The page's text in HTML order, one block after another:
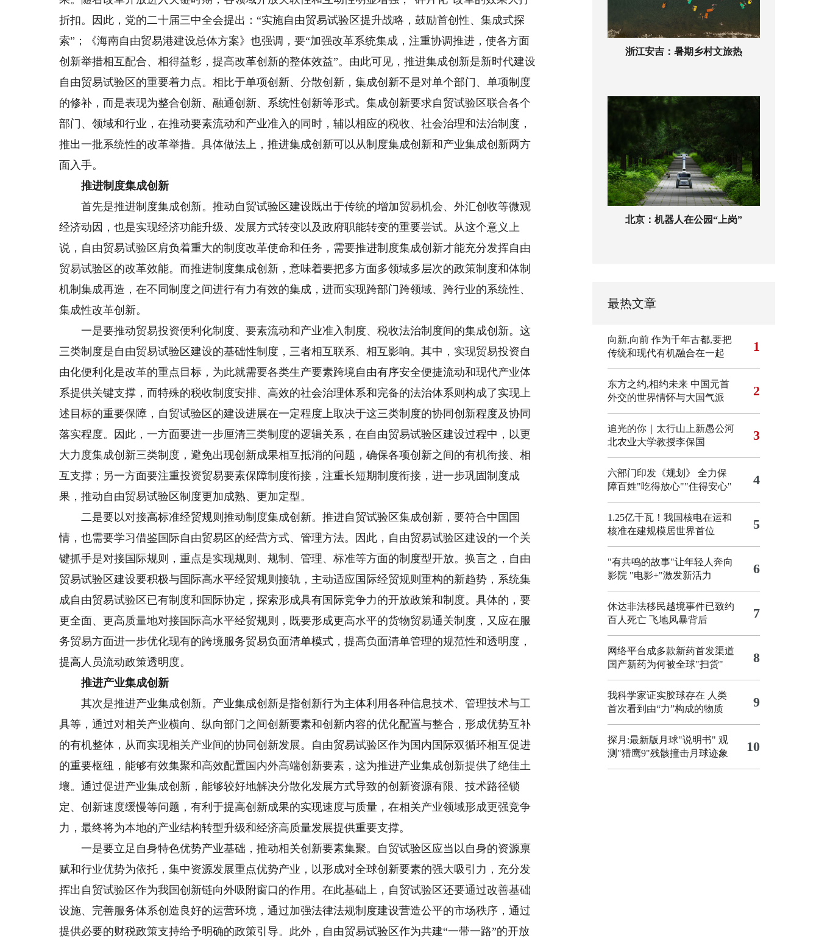
折扣。因此，党的二十届三中全会提出：“实施自由贸易试验区提升战略，鼓励首创性、集成式探
索”；《海南自由贸易港建设总体方案》也强调，要“加强改革系统集成，注重协调推进，使各方面
创新举措相互配合、相得益彰，提高改革创新的整体效益”。由此可见，推进集成创新是新时代建设
自由贸易试验区的重要着力点。相比于单项创新、分散创新，集成创新不是对单个部门、单项制度
的修补，而是表现为整合创新、融通创新、系统性创新等形式。集成创新要求自贸试验区联合各个
部门、领域和行业，在推动要素流动和产业准入的同时，辅以相应的税收、社会治理和法治制度，
推出一批系统性的改革举措。具体做法上，推进集成创新可以从制度集成创新和产业集成创新两方
面入手。
推进制度集成创新
首先是推进制度集成创新。推动自贸试验区建设既出于传统的增加贸易机会、外汇创收等微观
经济动因，也是实现经济功能升级、发展方式转变以及政府职能转变的重要尝试。从这个意义上
说，自由贸易试验区肩负着重大的制度改革使命和任务，需要推进制度集成创新才能充分发挥自由
贸易试验区的改革效能。而推进制度集成创新，意味着要把多方面多领域多层次的政策制度和体制
机制集成再造，在不同制度之间进行有力有效的集成，进而实现跨部门跨领域、跨行业的系统性、
集成性改革创新。
一是要推动贸易投资便利化制度、要素流动和产业准入制度、税收法治制度间的集成创新。这
三类制度是自由贸易试验区建设的基础性制度，三者相互联系、相互影响。其中，实现贸易投资自
由化便利化是改革的重点目标，为此就需要各类生产要素跨境自由有序安全便捷流动和现代产业体
系提供关键支撑，而特殊的税收制度安排、高效的社会治理体系和完备的法治体系则构成了实现上
述目标的重要保障，自贸试验区的建设进展在一定程度上取决于这三类制度的协同创新程度及协同
落实程度。因此，一方面要进一步厘清三类制度的逻辑关系，在自由贸易试验区建设过程中，以更
大力度集成创新三类制度，避免出现创新成果相互抵消的问题，确保各项创新之间的有机衔接、相
互支撑；另一方面要注重投资贸易要素保障制度衔接，注重长短期制度衔接，进一步巩固制度成
果，推动自由贸易试验区制度更加成熟、更加定型。
二是要以对接高标准经贸规则推动制度集成创新。推进自贸试验区集成创新，要符合中国国
情，也需要学习借鉴国际自由贸易区的经营方式、管理方法。因此，自由贸易试验区建设的一个关
键抓手是对接国际规则，重点是实现规则、规制、管理、标准等方面的制度型开放。换言之，自由
贸易试验区建设要积极与国际高水平经贸规则接轨，主动适应国际经贸规则重构的新趋势，系统集
成自由贸易试验区已有制度和国际协定，探索形成具有国际竞争力的开放政策和制度。具体的，要
更全面、更高质量地对接国际高水平经贸规则，既要形成更高水平的货物贸易通关制度，又应在服
务贸易方面进一步优化现有的跨境服务贸易负面清单模式，提高负面清单管理的规范性和透明度，
提高人员流动政策透明度。
推进产业集成创新
其次是推进产业集成创新。产业集成创新是指创新行为主体利用各种信息技术、管理技术与工
具等，通过对相关产业横向、纵向部门之间创新要素和创新内容的优化配置与整合，形成优势互补
的有机整体，从而实现相关产业间的协同创新发展。自由贸易试验区作为国内国际双循环相互促进
的重要枢纽，能够有效集聚和高效配置国内外高端创新要素，这为推进产业集成创新提供了绝佳土
壤。通过促进产业集成创新，能够较好地解决分散化发展方式导致的创新资源有限、技术路径锁
定、创新速度缓慢等问题，有利于提高创新成果的实现速度与质量，在相关产业领域形成更强竞争
力，最终将为本地的产业结构转型升级和经济高质量发展提供重要支撑。
一是要立足自身特色优势产业基础，推动相关创新要素集聚。自贸试验区应当以自身的资源禀
赋和行业优势为依托，集中资源发展重点优势产业，以形成对全球创新要素的强大吸引力，充分发
挥出自贸试验区作为我国创新链向外吸附窗口的作用。在此基础上，自贸试验区还要通过改善基础
设施、完善服务体系创造良好的运营环境，通过加强法律法规制度建设营造公平的市场秩序，通过
提供必要的财税政策支持给予明确的政策引导。此外，自由贸易试验区作为共建“一带一路”的开放
浙江安吉：暑期乡村文旅热
北京：机器人在公园“上岗”
最热文章
向新,向前 作为千年古都,要把
传统和现代有机融合在一起
1
东方之约,相约未来 中国元首
外交的世界情怀与大国气派
2
追光的你｜太行山上新愚公河
北农业大学教授李保国
3
六部门印发《规划》 全力保
障百姓"吃得放心""住得安心"
4
1.25亿千瓦！我国核电在运和
核准在建规模居世界首位
5
"有共鸣的故事"让年轻人奔向
影院 "电影+"激发新活力 6
休达非法移民越境事件已致约
百人死亡 飞地风暴背后 7
网络平台成多款新药首发渠道
国产新药为何被全球"扫货"
8
我科学家证实胶球存在 人类
首次看到由“力”构成的物质
9
探月:最新版月球"说明书" 观
测"猎鹰9"残骸撞击月球迹象
10